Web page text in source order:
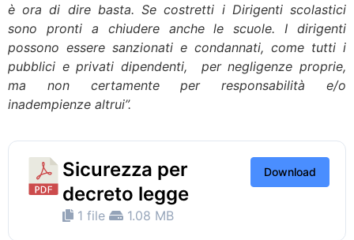
è ora di dire basta. Se costretti i Dirigenti scolastici
sono pronti a chiudere anche le scuole. I dirigenti
possono essere sanzionati e condannati, come tutti i
pubblici e privati dipendenti, per negligenze proprie,
ma non certamente per responsabilità e/o
inadempienze altrui”.
Sicurezza per
decreto legge
1 file 1.08 MB
Download